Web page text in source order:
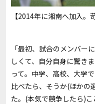
【2014年に湘南へ加入。
「最初、試合のメンバー
しくて、自分自身に驚き
って。中学、高校、大学
比べたら、そうか(ほかの
た。(本気で競争したら)こ